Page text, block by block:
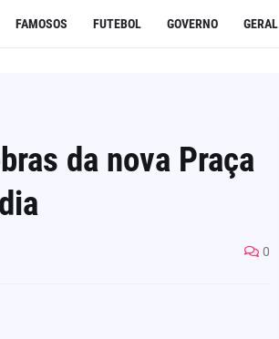
FAMOSOS FUTEBOL GOVERNO GERAL
da nova Praça
0